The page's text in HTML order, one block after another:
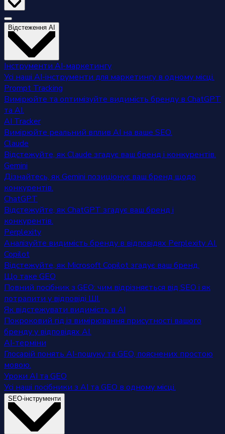
Відстеження AI
Інструменти AI-маркетингу
Усі наші AI-інструменти для маркетингу в одному місці.
Prompt Tracking
Вимірюйте та оптимізуйте видимість бренду в ChatGPT
та AI.
AI Tracker
Вимірюйте реальний вплив AI на ваше SEO.
Claude
Відстежуйте, як Claude згадує ваш бренд і конкурентів.
Gemini
Дізнайтесь, як Gemini позиціонує ваш бренд щодо
конкурентів.
ChatGPT
Відстежуйте, як ChatGPT згадує ваш бренд і
конкурентів.
Perplexity
Аналізуйте видимість бренду в відповідях Perplexity AI.
Copilot
Відстежуйте, як Microsoft Copilot згадує ваш бренд.
Що таке GEO
Повний посібник з GEO: чим відрізняється від SEO і як
потрапити у відповіді ШІ.
Як відстежувати видимість в AI
Покроковий гід із вимірювання присутності вашого
бренду у відповідях AI.
AI-терміни
Глосарій понять AI-пошуку та GEO, пояснених простою
мовою.
Уроки AI та GEO
Усі наші посібники з AI та GEO в одному місці.
SEO-інструменти